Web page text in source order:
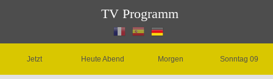
TV Programm
Jetzt Heute Abend Morgen Sonntag 09